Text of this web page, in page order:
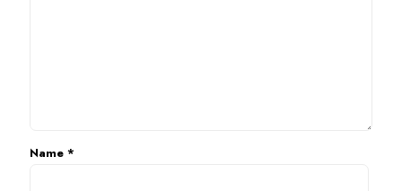
Name *